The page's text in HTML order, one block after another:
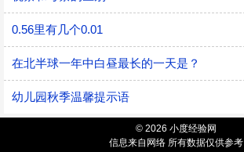
0.56里有几个0.01
在北半球一年中白昼最长的一天是？
幼儿园秋季温馨提示语
© 2026 小度经验网
信息来自网络 所有数据仅供参考